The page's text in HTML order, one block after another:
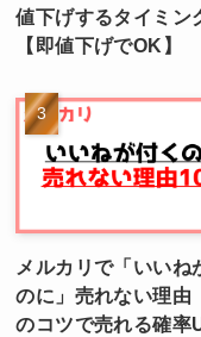
値下げするタイミン
【即値下げでOK】
メルカリで「いいね
のに」売れない理由
のコツで売れる確率